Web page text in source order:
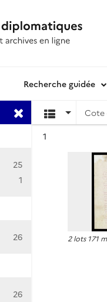
Recherche guidée
25
1
26
26
Cote
1
2 lots 171